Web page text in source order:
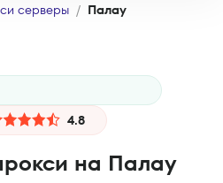
серверы Палау
4.8
на Палау